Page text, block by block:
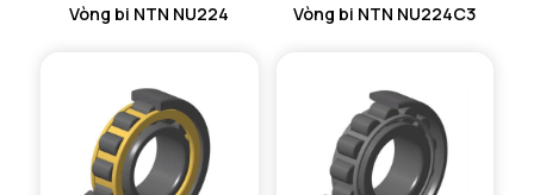
Vòng bi NTN NU224 Vòng bi NTN NU224C3